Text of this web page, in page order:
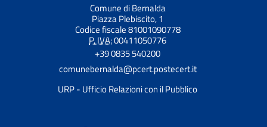
Comune di Bernalda
Piazza Plebiscito, 1
Codice fiscale 81001090778
P. IVA:00411050776
+39 0835 540200
comunebernalda@pcert.postecert.it
URP - Ufficio Relazioni con il Pubblico